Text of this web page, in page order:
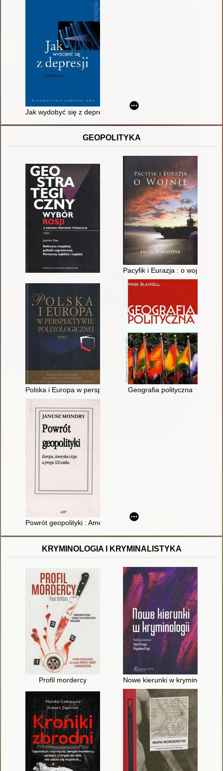
Jak wydobyć się z depresji
GEOPOLITYKA
Pacyfik i Eurazja : o wojnie
Polska i Europa w perspektywie politologicznej : księga
Geografia polityczna
Powrót geopolityki : Ameryka, Europa i Azja u progu XXI wieku
KRYMINOLOGIA I KRYMINALISTYKA
Profil mordercy Nowe kierunki w kryminologii